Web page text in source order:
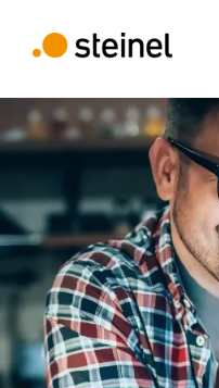
Voer een zoekterm in